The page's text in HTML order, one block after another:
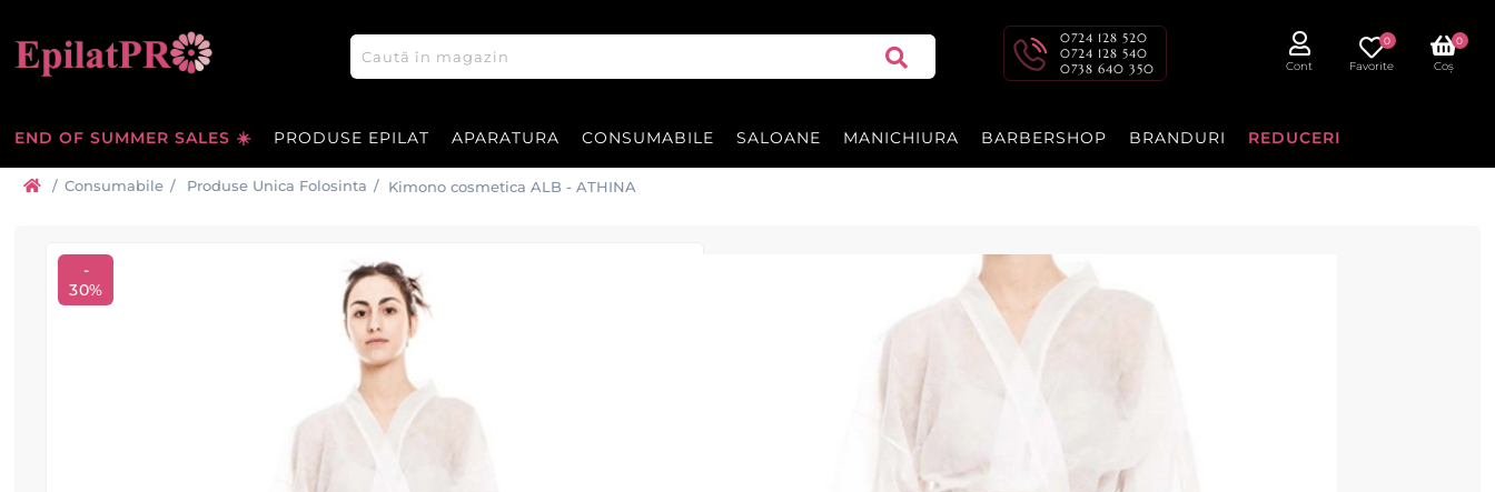
0724 128 520
0724 128 540
0738 640 350
Cont Favorite
0
Coș
0
END OF SUMMER SALES ☀️ PRODUSE EPILAT APARATURA CONSUMABILE SALOANE MANICHIURA BARBERSHOP BRANDURI REDUCERI
/ Consumabile / Produse Unica Folosinta / Kimono cosmetica ALB - ATHINA
-
30%
Kimono cosmetica ALB - ATHINA
|